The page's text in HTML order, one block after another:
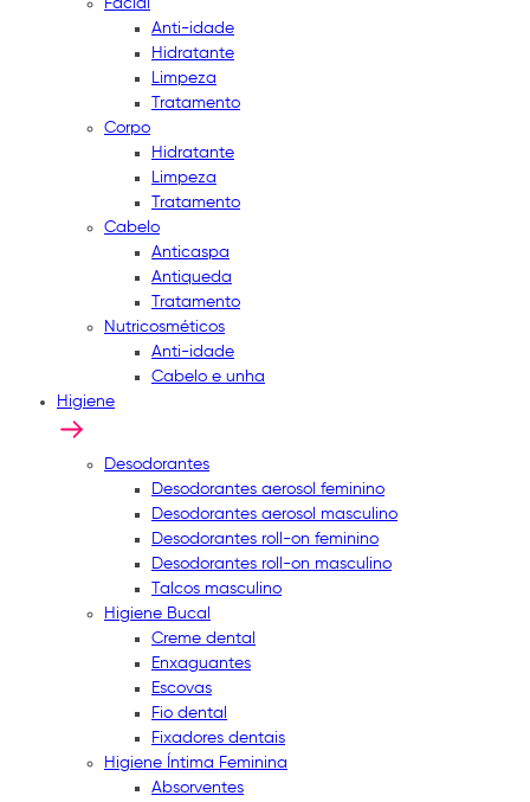
Facial
Anti-idade
Hidratante
Limpeza
Tratamento
Corpo
Hidratante
Limpeza
Tratamento
Cabelo
Anticaspa
Antiqueda
Tratamento
Nutricosméticos
Anti-idade
Cabelo e unha
Higiene
Desodorantes
Desodorantes aerosol feminino
Desodorantes aerosol masculino
Desodorantes roll-on feminino
Desodorantes roll-on masculino
Talcos masculino
Higiene Bucal
Creme dental
Enxaguantes
Escovas
Fio dental
Fixadores dentais
Higiene Íntima Feminina
Absorventes